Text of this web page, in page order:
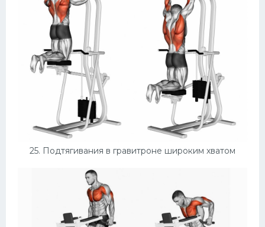
25. Подтягивания в гравитроне широким хватом